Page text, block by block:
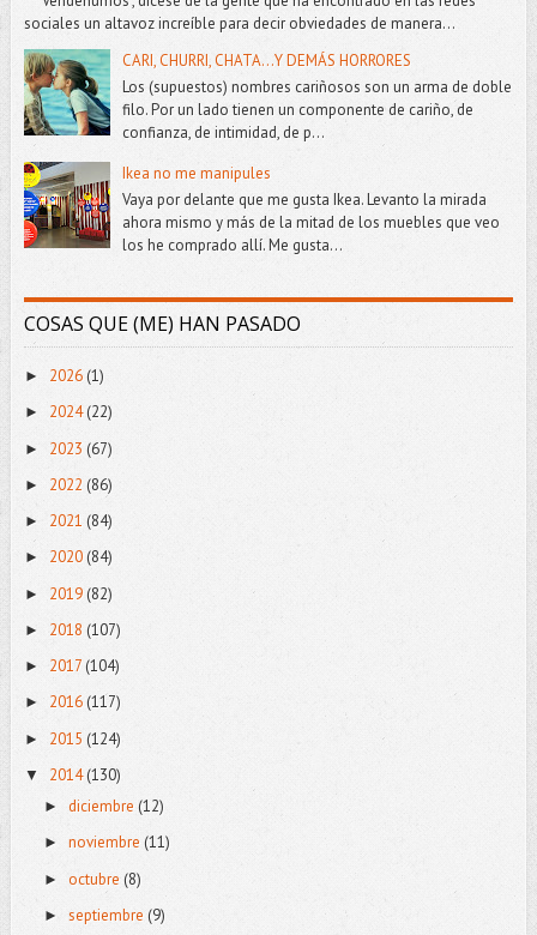
sociales un altavoz increíble para decir obviedades de manera...
CARI, CHURRI, CHATA...Y DEMÁS HORRORES
Los (supuestos) nombres cariñosos son un arma de doble
filo. Por un lado tienen un componente de cariño, de
confianza, de intimidad, de p...
Ikea no me manipules
Vaya por delante que me gusta Ikea. Levanto la mirada
ahora mismo y más de la mitad de los muebles que veo
los he comprado allí. Me gusta...
COSAS QUE (ME) HAN PASADO
► 2026(1)
► 2024(22)
► 2023 (67)
► 2022 (86)
► 2021 (84)
► 2020(84)
► 2019 (82)
► 2018 (107)
► 2017(104)
► 2016(117)
► 2015 (124)
▼ 2014(130)
► diciembre (12)
► noviembre (11)
► octubre (8)
► septiembre (9)